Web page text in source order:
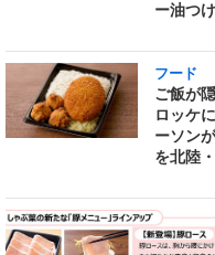
ー油つ
フード
ご飯が
ロッケ
ーソン
を北陸